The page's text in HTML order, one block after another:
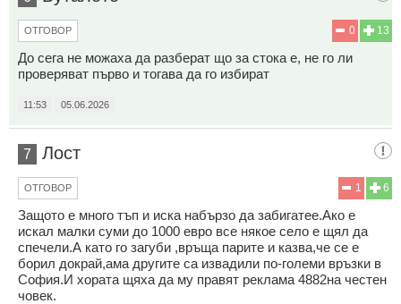
13
0
ОТГОВОР
До сега не можаха да разберат що за стока е, не го ли
проверяват първо и тогава да го избират
11:53 05.06.2026
7 Лост
6
1
ОТГОВОР
Защото е много тъп и иска набързо да забигатее.Ако е
искал малки суми до 1000 евро все някое село е щял да
спечели.А като го загуби ,връща парите и казва,че се е
борил докрай,ама другите са извадили по-големи връзки в
София.И хората щяха да му правят реклама 4882на честен
човек.